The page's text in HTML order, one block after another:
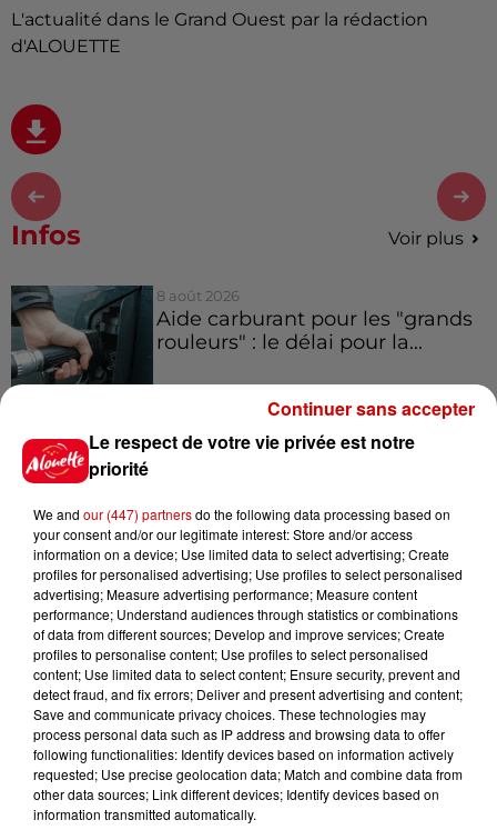
L'actualité dans le Grand Ouest par la rédaction
d'ALOUETTE
Infos Voir plus
8 août 2026
Aide carburant pour les "grands
rouleurs" : le délai pour la...
8 août 2026
8 août 2026
Cambriolages : plus de 18 000
logements visités en juillet 2026,
en...
7 août 2026
Pape Léon XIV en France : quel
est son programme ?
Le respect de votre vie privée est notre
priorité
We and our (447) partnersdo the following data processing based on
your consent and/or our legitimate interest: Store and/or access
information on a device; Use limited data to select advertising; Create
profiles for personalised advertising; Use profiles to select personalised
advertising; Measure advertising performance; Measure content
performance; Understand audiences through statistics or combinations
of data from different sources; Develop and improve services; Create
profiles to personalise content; Use profiles to select personalised
content; Use limited data to select content; Ensure security, prevent and
detect fraud, and fix errors; Deliver and present advertising and content;
Save and communicate privacy choices. These technologies may
process personal data such as IP address and browsing data to offer
following functionalities: Identify devices based on information actively
requested; Use precise geolocation data; Match and combine data from
other data sources; Link different devices; Identify devices based on
information transmitted automatically.
Continuer sans accepter